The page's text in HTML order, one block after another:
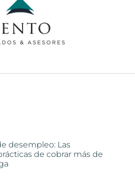
desempleo: Las
de cobrar más de